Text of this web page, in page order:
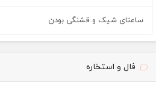
ساعتای شیک و قشنگی بودن
فال و استخاره